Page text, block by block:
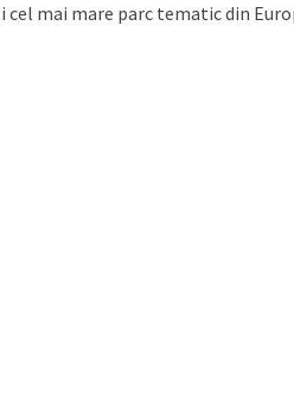
mai mare parc tematic din